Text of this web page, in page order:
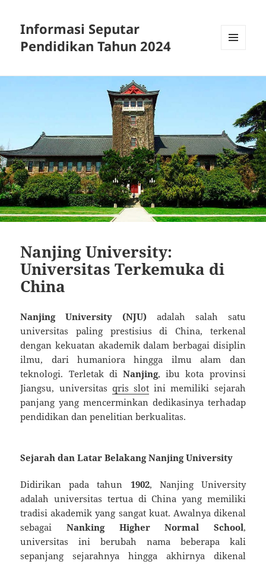
Informasi Seputar
Pendidikan Tahun 2024
WIDGETS
Nanjing University:
Universitas Terkemuka di
China
Nanjing University (NJU) adalah salah satu
universitas paling prestisius di China, terkenal
dengan kekuatan akademik dalam berbagai disiplin
ilmu, dari humaniora hingga ilmu alam dan
teknologi. Terletak di Nanjing, ibu kota provinsi
Jiangsu, universitas qris slot ini memiliki sejarah
panjang yang mencerminkan dedikasinya terhadap
pendidikan dan penelitian berkualitas.
Sejarah dan Latar Belakang Nanjing University
Didirikan pada tahun 1902, Nanjing University
adalah universitas tertua di China yang memiliki
tradisi akademik yang sangat kuat. Awalnya dikenal
sebagai Nanking Higher Normal School,
universitas ini berubah nama beberapa kali
sepanjang sejarahnya hingga akhirnya dikenal